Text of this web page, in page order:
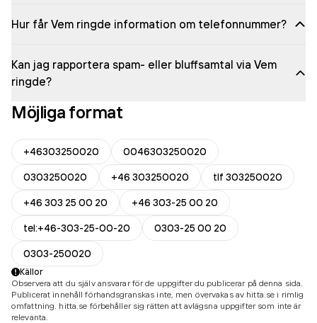
Hur får Vem ringde information om telefonnummer?
Kan jag rapportera spam- eller bluffsamtal via Vem
ringde?
Möjliga format
+46303250020
0046303250020
0303250020
+46 303250020
tlf 303250020
+46 303 25 00 20
+46 303-25 00 20
tel:+46-303-25-00-20
0303-25 00 20
0303-250020
Källor
Observera att du själv ansvarar för de uppgifter du publicerar på denna sida.
Publicerat innehåll förhandsgranskas inte, men övervakas av hitta.se i rimlig
omfattning. hitta.se förbehåller sig rätten att avlägsna uppgifter som inte är
relevanta.